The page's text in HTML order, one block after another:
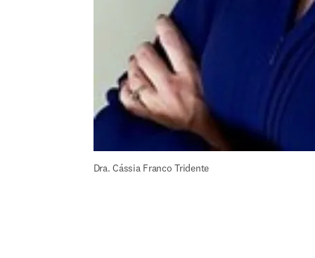
Dra. Cássia Franco Tridente